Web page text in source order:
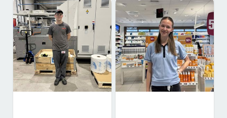
Bo i Balsfjord: Noah
trives med sommerjobb
på bryggeriet
Bo i Balsfjord: Fra
praksis til sommerjobb
som farmasøyt